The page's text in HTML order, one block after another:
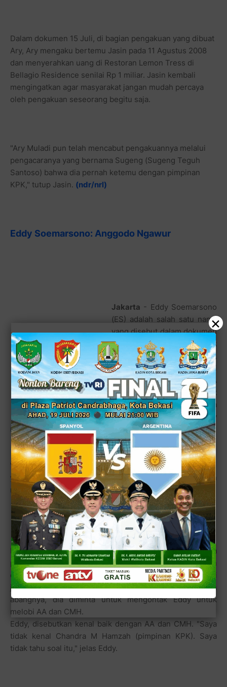
Dalam dokumen 15 Juli, di bagian pengakuan yang dibuat
Ary, Ary mengaku bertemu Jasin pada 11 Agustus 2008
dan menyerahkan uang di Restoran Lemon Tress di
Bellagio Residence senilai Rp 1 miliar. Jasin kembali
mengingatkan agar masyarakat jangan mudah percaya
oleh pengakuan seseorang begitu saja.
"Ary Muladi pun telah mencabut pengakuannya melalui
pengacaranya yang bernama Sugeng (Sugeng Teguh
Santoso) bahwa dia pernah ketemu dengan pimpinan
KPK," tutup Jasin. (ndr/nrl)
Eddy Soemarsono: Anggodo Ngawur
- Eddy Soemarsono (ES) adalah salah satu
nama yang disebut dalam dokumen 15 Juli 2009.
Menurut adik Anggoro Widjojo, Anggodo, Eddy lah yang
memfasilitasi penyetoran uang untuk AA dan CMH.
Bahkan disebut Anggodo, Eddy menerima bagian. Tegas-
tegas Eddy membantahnya.
"Anggodo ngawur. Tidak pernah ada itu," tegas Eddy,
yang juga mengaku sebagai sahabat AA kepadadetikcom
melalui telepon, Minggu (11/10/2009).
Dalam pengakuan di dokumen berisi kronologi peristiwa
penyetoran uang itu, Anggodo menyebut pertemuan
dengan Eddy dilakukan di Kejagung dengan difasilitasi
jaksa IN. Menurut pengakuan Anggodo pula, atas perintah
abangnya, dia diminta untuk mengontak Eddy untuk
melobi AA dan CMH.
Eddy, disebutkan kenal baik dengan AA dan CMH. "Saya
tidak kenal Chandra M Hamzah (pimpinan KPK). Saya
tidak tahu soal itu," jelas Eddy.
Anggodo dalam dokumen itu menyebutkan, beberapa kali
×